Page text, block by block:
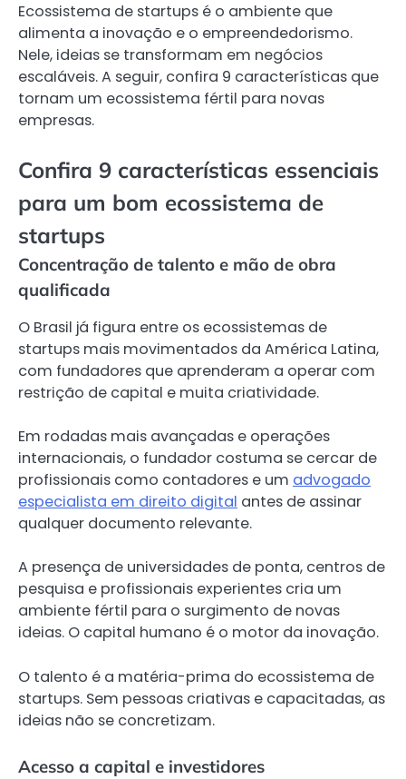
Ecossistema de startups é o ambiente que
alimenta a inovação e o empreendedorismo.
Nele, ideias se transformam em negócios
escaláveis. A seguir, confira 9 características que
tornam um ecossistema fértil para novas
empresas.
Confira 9 características essenciais
para um bom ecossistema de
startups
Concentração de talento e mão de obra
qualificada
O Brasil já figura entre os ecossistemas de
startups mais movimentados da América Latina,
com fundadores que aprenderam a operar com
restrição de capital e muita criatividade.
Em rodadas mais avançadas e operações
internacionais, o fundador costuma se cercar de
profissionais como contadores e um advogado
especialista em direito digital antes de assinar
qualquer documento relevante.
A presença de universidades de ponta, centros de
pesquisa e profissionais experientes cria um
ambiente fértil para o surgimento de novas
ideias. O capital humano é o motor da inovação.
O talento é a matéria-prima do ecossistema de
startups. Sem pessoas criativas e capacitadas, as
ideias não se concretizam.
Acesso a capital e investidores